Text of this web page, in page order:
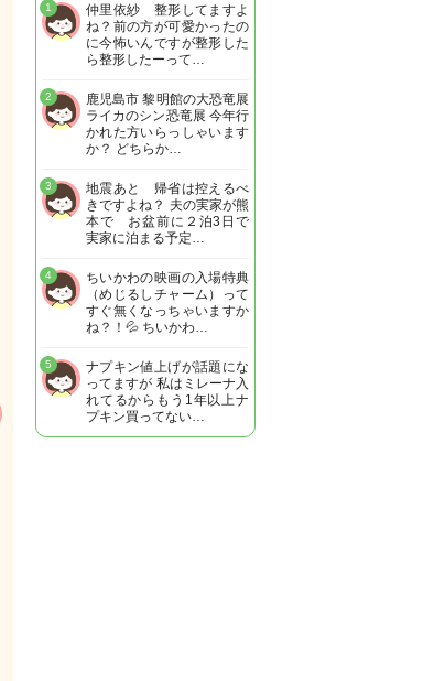
仲里依紗 整形してますよ
ね？前の方が可愛かったの
に今怖いんですが整形した
ら整形したーって…
1
鹿児島市 黎明館の大恐竜展
ライカのシン恐竜展 今年行
かれた方いらっしゃいます
か？ どちらか…
2
地震あと 帰省は控えるべ
きですよね？ 夫の実家が熊
本で お盆前に２泊3日で
実家に泊まる予定…
3
ちいかわの映画の入場特典
（めじるしチャーム）って
すぐ無くなっちゃいますか
ね？！💦 ちいかわ…
4
ナプキン値上げが話題にな
ってますが 私はミレーナ入
れてるからもう1年以上ナ
プキン買ってない…
5